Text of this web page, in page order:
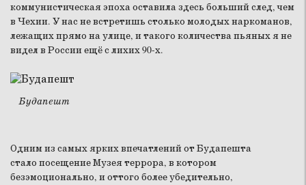
коммунистическая эпоха оставила здесь больший след, чем
в Чехии. У нас не встретишь столько молодых наркоманов,
лежащих прямо на улице, и такого количества пьяных я не
видел в России ещё с лихих 90-х.
Будапешт
Одним из самых ярких впечатлений от Будапешта
стало посещение Музея террора, в котором
безэмоционально, и оттого более убедительно,